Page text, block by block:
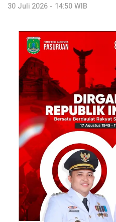
30 Juli 2026 - 14:50 WIB